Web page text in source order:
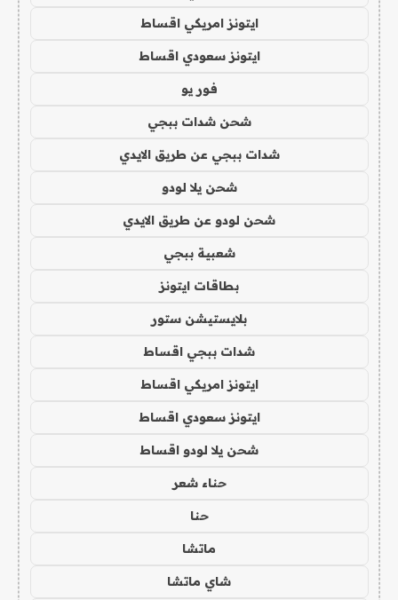
ايتونز امريكي اقساط
ايتونز سعودي اقساط
فور يو
شحن شدات ببجي
شدات ببجي عن طريق الايدي
شحن يلا لودو
شحن لودو عن طريق الايدي
شعبية ببجي
بطاقات ايتونز
بلايستيشن ستور
شدات ببجي اقساط
ايتونز امريكي اقساط
ايتونز سعودي اقساط
شحن يلا لودو اقساط
حناء شعر
حنا
ماتشا
شاي ماتشا